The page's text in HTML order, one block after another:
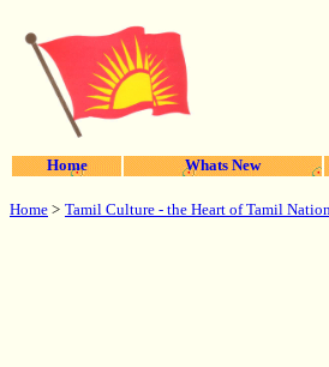
Home Whats New
Home > Tamil Culture - the Heart of Tamil